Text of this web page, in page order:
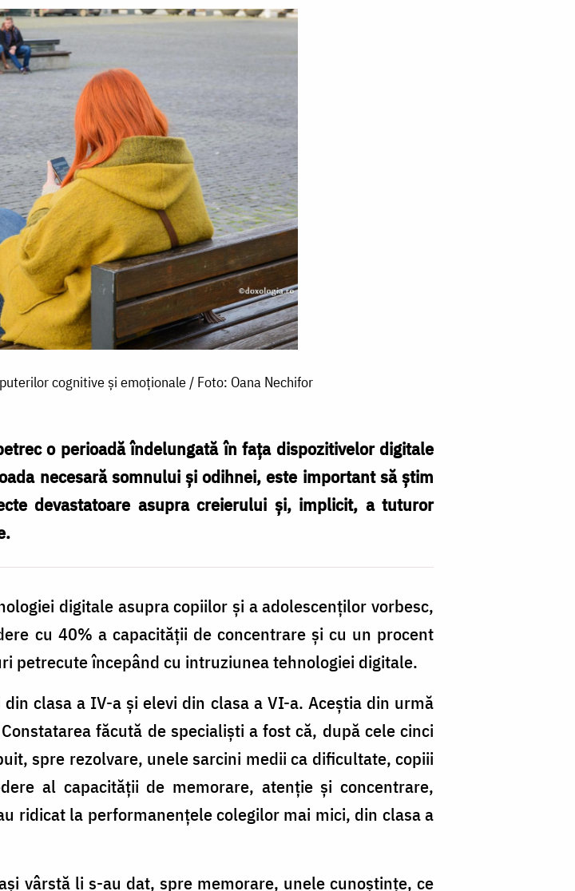
cognitive și emoționale / Foto: Oana Nechifor
o perioadă îndelungată în fața dispozitivelor digitale
necesară somnului și odihnei, este important să știm
devastatoare asupra creierului și, implicit, a tuturor
digitale asupra copiilor și a adolescenților vorbesc,
cu 40% a capacității de concentrare și cu un procent
petrecute începând cu intruziunea tehnologiei digitale.
clasa a IV-a și elevi din clasa a VI-a. Aceștia din urmă
făcută de specialiști a fost că, după cele cinci
spre rezolvare, unele sarcini medii ca dificultate, copiii
al capacității de memorare, atenție și concentrare,
ridicat la performanențele colegilor mai mici, din clasa a
vârstă li s-au dat, spre memorare, unele cunoștințe, ce